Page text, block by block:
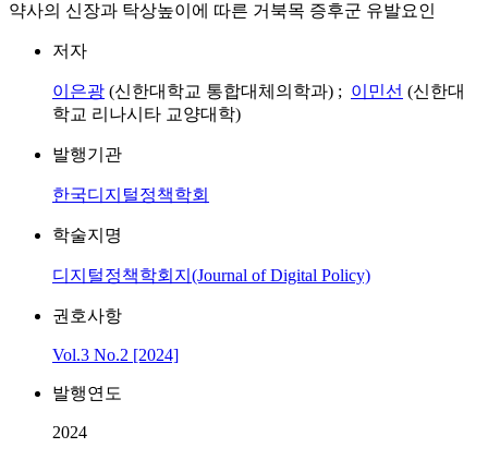
약사의 신장과 탁상높이에 따른 거북목 증후군 유발요인
저자
이은광 (신한대학교 통합대체의학과) ; 이민선 (신한대
학교 리나시타 교양대학)
발행기관
한국디지털정책학회
학술지명
디지털정책학회지(Journal of Digital Policy)
권호사항
Vol.3 No.2 [2024]
발행연도
2024